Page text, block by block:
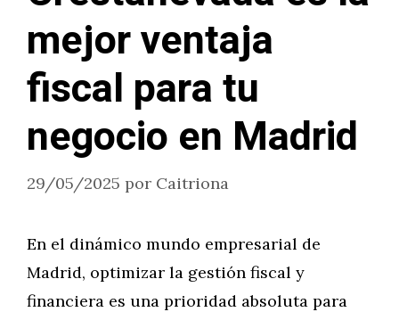
mejor ventaja
fiscal para tu
negocio en Madrid
29/05/2025 por Caitriona
En el dinámico mundo empresarial de
Madrid, optimizar la gestión fiscal y
financiera es una prioridad absoluta para